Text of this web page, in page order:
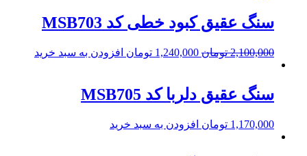
سنگ عقیق کبود خطی کد MSB703
2,100,000 تومان 1,240,000 تومان افزودن به سبد خرید
سنگ عقیق دلربا کد MSB705
1,170,000 تومان افزودن به سبد خرید